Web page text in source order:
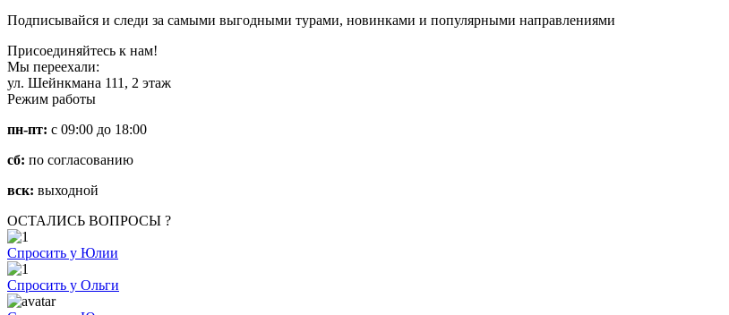
Подписывайся и следи за самыми выгодными турами, новинками и популярными направлениями
Присоединяйтесь к нам!
Мы переехали:
ул. Шейнкмана 111, 2 этаж
Режим работы
пн-пт: с 09:00 до 18:00
сб: по согласованию
вск: выходной
ОСТАЛИСЬ ВОПРОСЫ ?
Спросить у Юлии
Спросить у Ольги